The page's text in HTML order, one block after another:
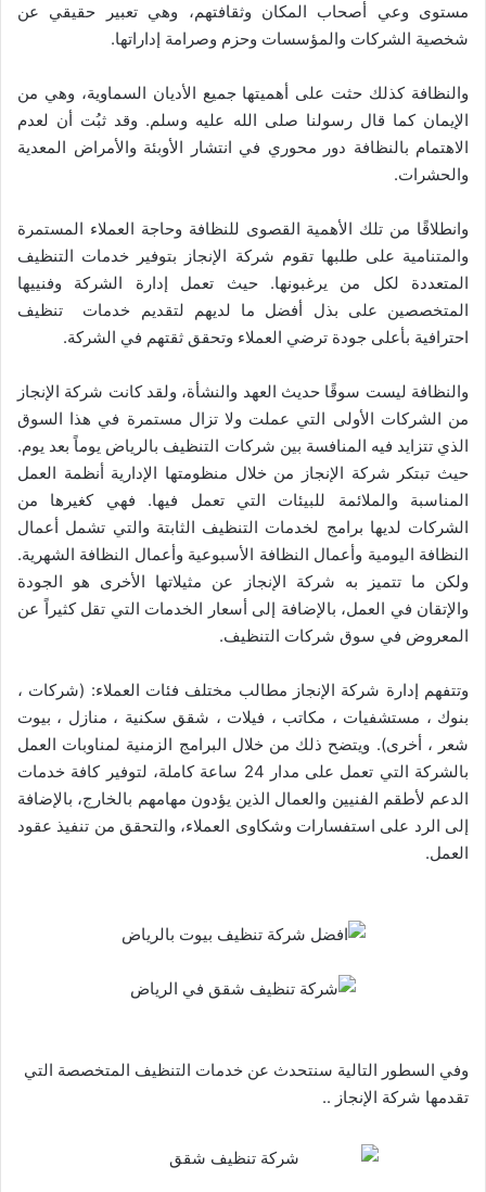
مستوى وعي أصحاب المكان وثقافتهم، وهي تعبير حقيقي عن
شخصية الشركات والمؤسسات وحزم وصرامة إداراتها.
والنظافة كذلك حثت على أهميتها جميع الأديان السماوية، وهي من
الإيمان كما قال رسولنا صلى الله عليه وسلم. وقد ثبُت أن لعدم
الاهتمام بالنظافة دور محوري في انتشار الأوبئة والأمراض المعدية
والحشرات.
وانطلاقًا من تلك الأهمية القصوى للنظافة وحاجة العملاء المستمرة
والمتنامية على طلبها تقوم شركة الإنجاز بتوفير خدمات التنظيف
المتعددة لكل من يرغبونها. حيث تعمل إدارة الشركة وفنييها
المتخصصين على بذل أفضل ما لديهم لتقديم خدمات تنظيف
احترافية بأعلى جودة ترضي العملاء وتحقق ثقتهم في الشركة.
والنظافة ليست سوقًا حديث العهد والنشأة، ولقد كانت شركة الإنجاز
من الشركات الأولى التي عملت ولا تزال مستمرة في هذا السوق
الذي تتزايد فيه المنافسة بين شركات التنظيف بالرياض يوماً بعد يوم.
حيث تبتكر شركة الإنجاز من خلال منظومتها الإدارية أنظمة العمل
المناسبة والملائمة للبيئات التي تعمل فيها. فهي كغيرها من
الشركات لديها برامج لخدمات التنظيف الثابتة والتي تشمل أعمال
النظافة اليومية وأعمال النظافة الأسبوعية وأعمال النظافة الشهرية.
ولكن ما تتميز به شركة الإنجاز عن مثيلاتها الأخرى هو الجودة
والإتقان في العمل، بالإضافة إلى أسعار الخدمات التي تقل كثيراً عن
المعروض في سوق شركات التنظيف.
وتتفهم إدارة شركة الإنجاز مطالب مختلف فئات العملاء: (شركات ،
بنوك ، مستشفيات ، مكاتب ، فيلات ، شقق سكنية ، منازل ، بيوت
شعر ، أخرى). ويتضح ذلك من خلال البرامج الزمنية لمناوبات العمل
بالشركة التي تعمل على مدار 24 ساعة كاملة، لتوفير كافة خدمات
الدعم لأطقم الفنيين والعمال الذين يؤدون مهامهم بالخارج، بالإضافة
إلى الرد على استفسارات وشكاوى العملاء، والتحقق من تنفيذ عقود
العمل.
وفي السطور التالية سنتحدث عن خدمات التنظيف المتخصصة التي
تقدمها شركة الإنجاز ..